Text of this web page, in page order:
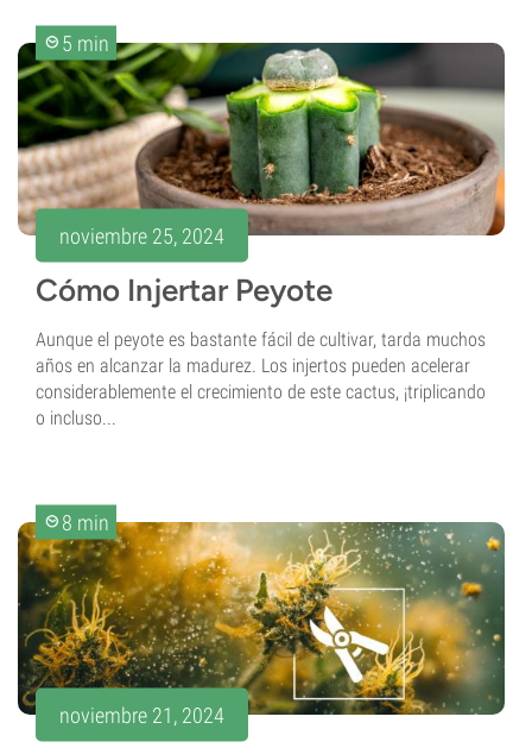
5 min
noviembre 25, 2024
Cómo Injertar Peyote
Aunque el peyote es bastante fácil de cultivar, tarda muchos
años en alcanzar la madurez. Los injertos pueden acelerar
considerablemente el crecimiento de este cactus, ¡triplicando
o incluso...
8 min
noviembre 21, 2024